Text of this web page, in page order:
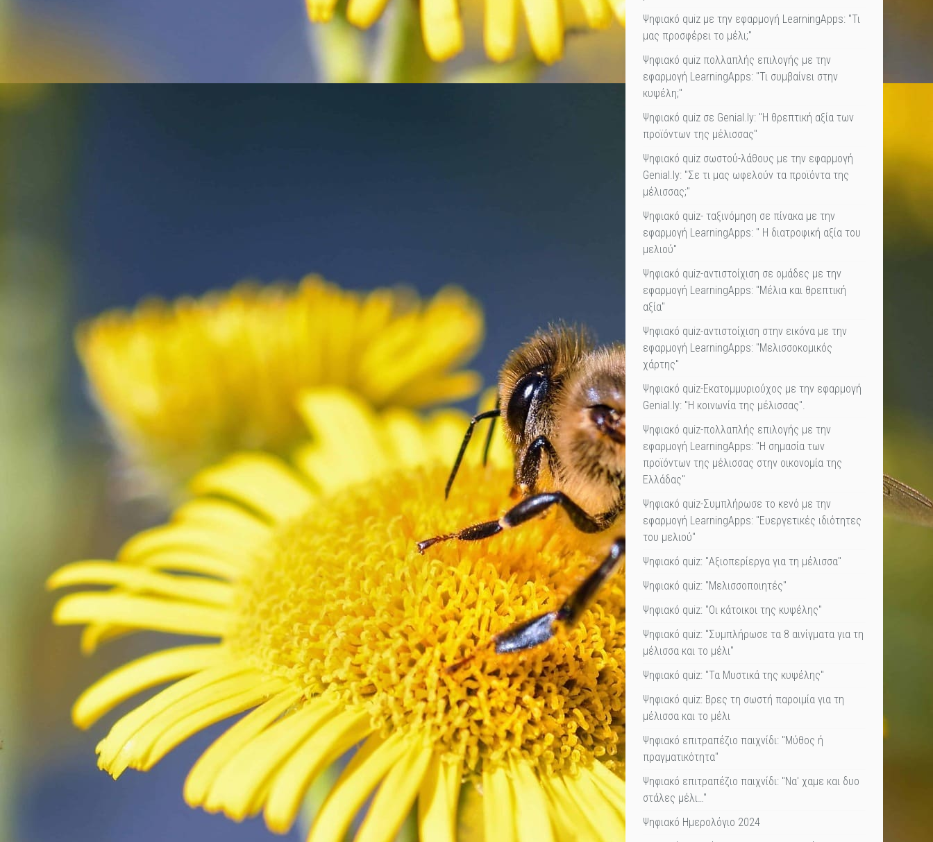
Ψηφιακό quiz με την εφαρμογή LearningApps: "Τι
μας προσφέρει το μέλι;"
Ψηφιακό quiz πολλαπλής επιλογής με την
εφαρμογή LearningApps: "Τι συμβαίνει στην
κυψέλη;"
Ψηφιακό quiz σε Genial.ly: "Η θρεπτική αξία των
προϊόντων της μέλισσας"
Ψηφιακό quiz σωστού-λάθους με την εφαρμογή
Genial.ly: "Σε τι μας ωφελούν τα προϊόντα της
μέλισσας;"
Ψηφιακό quiz- ταξινόμηση σε πίνακα με την
εφαρμογή LearningApps: " Η διατροφική αξία του
μελιού"
Ψηφιακό quiz-αντιστοίχιση σε ομάδες με την
εφαρμογή LearningApps: "Μέλια και θρεπτική
αξία"
Ψηφιακό quiz-αντιστοίχιση στην εικόνα με την
εφαρμογή LearningApps: "Μελισσοκομικός
χάρτης"
Ψηφιακό quiz-Εκατομμυριούχος με την εφαρμογή
Genial.ly: "Η κοινωνία της μέλισσας".
Ψηφιακό quiz-πολλαπλής επιλογής με την
εφαρμογή LearningApps: "Η σημασία των
προϊόντων της μέλισσας στην οικονομία της
Ελλάδας"
Ψηφιακό quiz-Συμπλήρωσε το κενό με την
εφαρμογή LearningApps: "Ευεργετικές ιδιότητες
του μελιού"
Ψηφιακό quiz: "Αξιοπερίεργα για τη μέλισσα"
Ψηφιακό quiz: "Μελισσοποιητές"
Ψηφιακό quiz: "Οι κάτοικοι της κυψέλης"
Ψηφιακό quiz: "Συμπλήρωσε τα 8 αινίγματα για τη
μέλισσα και το μέλι"
Ψηφιακό quiz: "Τα Μυστικά της κυψέλης"
Ψηφιακό quiz: Βρες τη σωστή παροιμία για τη
μέλισσα και το μέλι
Ψηφιακό επιτραπέζιο παιχνίδι: "Μύθος ή
πραγματικότητα"
Ψηφιακό επιτραπέζιο παιχνίδι: "Να' χαμε και δυο
στάλες μέλι…"
Ψηφιακό Ημερολόγιο 2024